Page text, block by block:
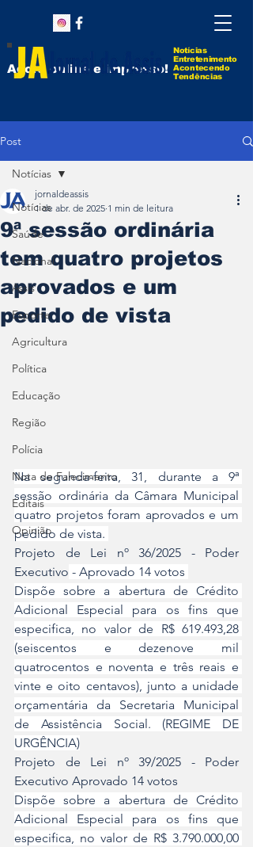
Notícias
Entretenimento
Acontecendo
Tendências
Agora online e impresso!
Post
Notícias
Saúde
Nacional
Assis
Esporte
Agricultura
Política
Educação
Região
Polícia
Nota de Falecimento
Editais
Opinião
Notícias
9ª sessão ordinária
tem quatro projetos
aprovados e um
pedido de vista
jornaldeassis
1 de abr. de 2025 1 min de leitura
Na segunda-feira, 31, durante a 9ª
sessão ordinária da Câmara Municipal
quatro projetos foram aprovados e um
pedido de vista.
Projeto de Lei nº 36/2025 - Poder
Executivo - Aprovado 14 votos
Dispõe sobre a abertura de Crédito
Adicional Especial para os fins que
especifica, no valor de R$ 619.493,28
(seiscentos e dezenove mil
quatrocentos e noventa e três reais e
vinte e oito centavos), junto a unidade
orçamentária da Secretaria Municipal
de Assistência Social. (REGIME DE
URGÊNCIA)
Projeto de Lei nº 39/2025 - Poder
Executivo Aprovado 14 votos
Dispõe sobre a abertura de Crédito
Adicional Especial para os fins que
especifica, no valor de R$ 3.790.000,00